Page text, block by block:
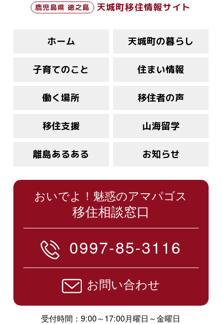
鹿児島県 徳之島 天城町移住情報サイト
ホーム 天城町の暮らし
子育てのこと 住まい情報
働く場所 移住者の声
移住支援 山海留学
離島あるある お知らせ
おいでよ！魅惑のアマパゴス
移住相談窓口
0997-85-3116
お問い合わせ
受付時間：9:00～17:00月曜日～金曜日